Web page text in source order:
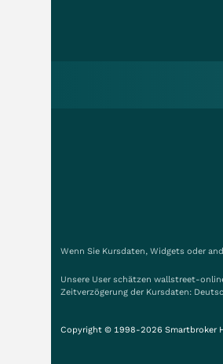
Wenn Sie Kursdaten, Widgets oder
Unsere User schätzen wallstreet-
Zeitverzögerung der Kursdaten:
Copyright © 1998-2026 Smartbroker